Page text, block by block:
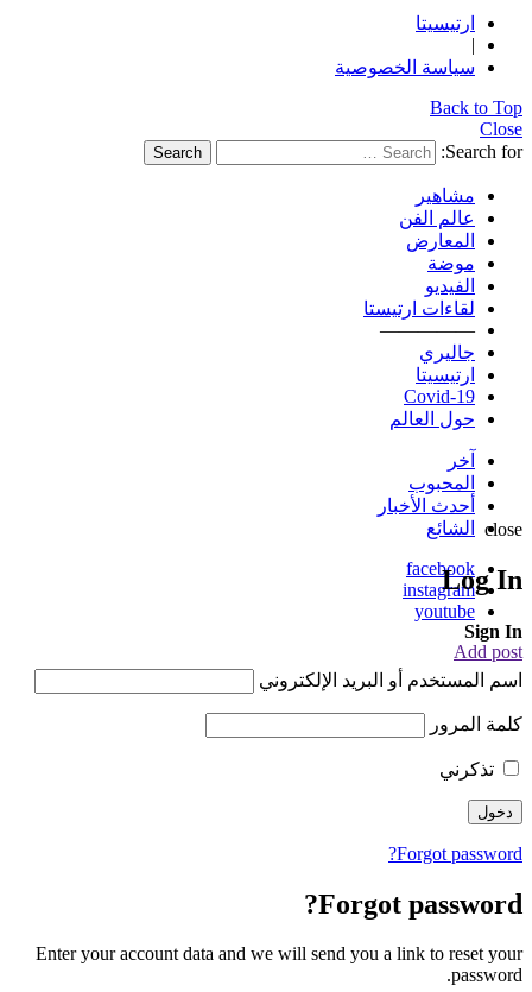
ارتيسيتا
|
سياسة الخصوصية
Back to Top
Close
Search for:
Search
مشاهير
عالم الفن
المعارض
موضة
الفيديو
لقاءات ارتيستا
—————
جاليري
ارتيسيتا
Covid-19
حول العالم
آخر
المحبوب
أحدث الأخبار
الشائع
facebook
instagram
youtube
Add post
close
Log In
Sign In
اسم المستخدم أو البريد الإلكتروني
كلمة المرور
تذكرني
Forgot password?
Forgot password?
Enter your account data and we will send you a link to reset your
password.